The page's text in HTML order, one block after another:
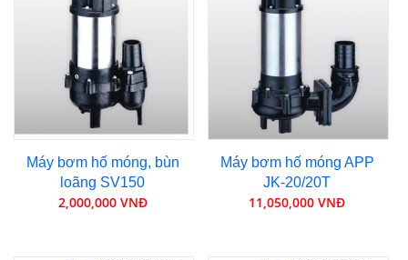
Máy bơm hố móng, bùn
loãng SV150
2,000,000 VNĐ
Máy bơm hố móng APP
JK-20/20T
11,050,000 VNĐ